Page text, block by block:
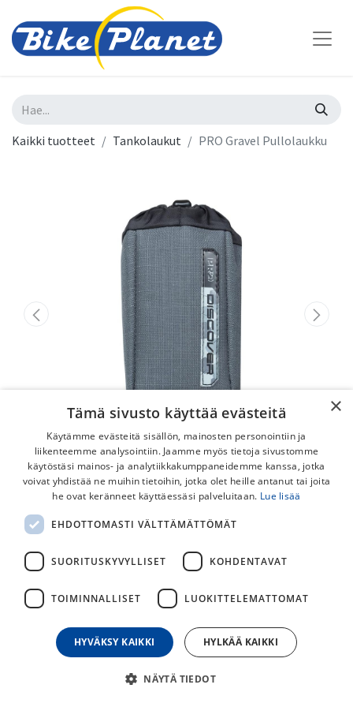
Kaikki tuotteet Tankolaukut PRO Gravel Pullolaukku
PRO Gravel Pullolaukku
joka kiinnitetään tankoon. Erityisen toimiva ratkaisu
×
Tämä sivusto käyttää evästeitä
Käytämme evästeitä sisällön, mainosten personointiin ja
liikenteemme analysointiin. Jaamme myös tietoja sivustomme
käytöstäsi mainos- ja analytiikkakumppaneidemme kanssa, jotka
voivat yhdistää ne muihin tietoihin, jotka olet heille antanut tai joita
he ovat keränneet käyttäessäsi palveluitaan. Lue lisää
EHDOTTOMASTI VÄLTTÄMÄTTÖMÄT
SUORITUSKYVYLLISET KOHDENTAVAT
TOIMINNALLISET LUOKITTELEMATTOMAT
HYVÄKSY KAIKKI HYLKÄÄ KAIKKI
NÄYTÄ TIEDOT